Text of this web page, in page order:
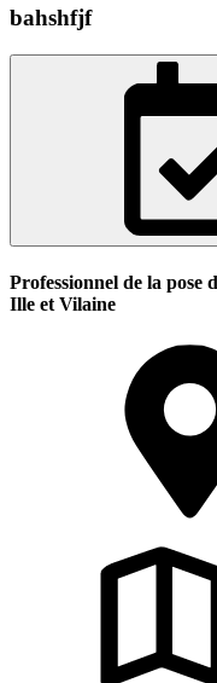
bahshfjf
Professionnel de la pose
Ille et Vilaine